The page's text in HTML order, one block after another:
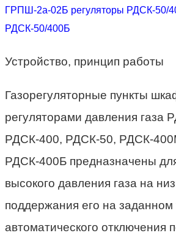
Устройство, принцип работы
Газорегуляторные пункты
регуляторами давления газа
РДСК-400, РДСК-50, РДСК-
РДСК-400Б предназначены
высокого давления газа на
поддержания его на заданном
автоматического отключения